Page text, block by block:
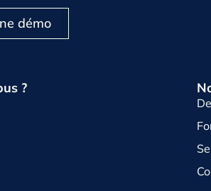
démo
?